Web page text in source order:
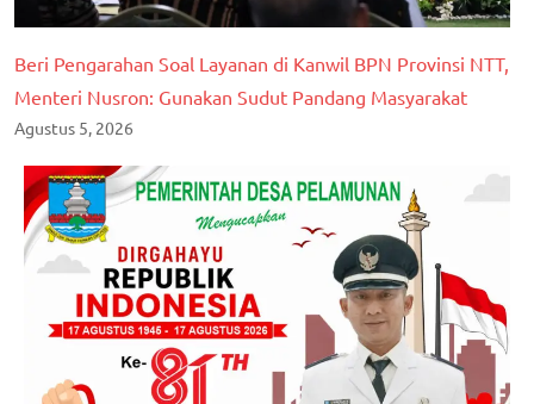
Beri Pengarahan Soal Layanan di Kanwil BPN Provinsi NTT,
Menteri Nusron: Gunakan Sudut Pandang Masyarakat
Agustus 5, 2026